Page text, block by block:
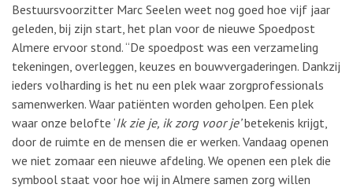
Bestuursvoorzitter Marc Seelen weet nog goed hoe vijf jaar
geleden, bij zijn start, het plan voor de nieuwe Spoedpost
Almere ervoor stond. “De spoedpost was een verzameling
tekeningen, overleggen, keuzes en bouwvergaderingen. Dankzij
ieders volharding is het nu een plek waar zorgprofessionals
samenwerken. Waar patiënten worden geholpen. Een plek
waar onze belofte ‘Ik zie je, ik zorg voor je’betekenis krijgt,
door de ruimte en de mensen die er werken. Vandaag openen
we niet zomaar een nieuwe afdeling. We openen een plek die
symbool staat voor hoe wij in Almere samen zorg willen